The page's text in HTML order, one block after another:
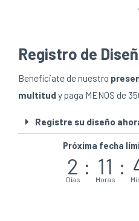
Registro de
Benefíciate de nuestro
multitudy paga MENOS de
Registre su diseño
Próxima fecha
2
Días
: 11
Horas
: